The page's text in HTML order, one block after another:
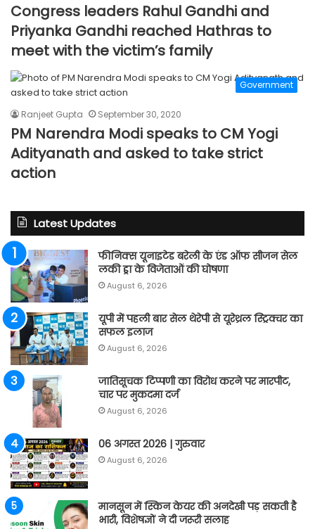
Congress leaders Rahul Gandhi and
Priyanka Gandhi reached Hathras to
meet with the victim’s family
Government
Ranjeet Gupta September 30, 2020
PM Narendra Modi speaks to CM Yogi
Adityanath and asked to take strict
action
Latest Updates
फीनिक्स यूनाइटेड बरेली के एंड ऑफ सीजन सेल
लकी ड्रा के विजेताओं की घोषणा
August 6, 2026
यूपी में पहली बार सेल थेरेपी से यूरेथ्रल स्ट्रिक्चर का
सफल इलाज
August 6, 2026
जातिसूचक टिप्पणी का विरोध करने पर मारपीट,
चार पर मुकदमा दर्ज
August 6, 2026
06 अगस्त 2026 | गुरुवार
August 6, 2026
मानसून में स्किन केयर की अनदेखी पड़ सकती है
भारी, विशेषज्ञों ने दी जरूरी सलाह